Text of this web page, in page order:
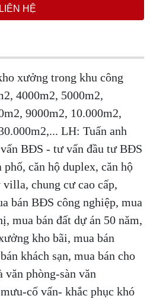
LIÊN HỆ
xưởng trong khu công
4000m2, 5000m2,
9000m2, 10.000m2,
LH: Tuấn anh
BĐS - tư vấn đầu tư BĐS
căn hộ duplex, căn hộ
villa, chung cư cao cấp,
bán BĐS công nghiệp, mua
mua bán đất dự án 50 năm,
kho bãi, mua bán
khách sạn, mua bán cho
văn phòng-sàn văn
cố vấn- khắc phục khó